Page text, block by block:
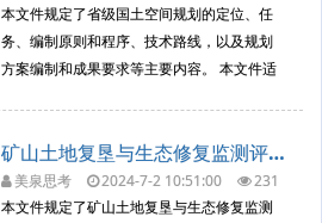
用文件，其最新版本（...
40
调查评价与规划
本文件规定了省级国土空间规划的定位、任
务、编制原则和程序、技术路线，以及规划
方案编制和成果要求等主要内容。 本文件适
划可参照执行。
矿山土地复垦与生态修复监测评价技术规范（GBT 43935-2024）
美泉思考 2024-7-2 10:51:00
231
6
调查评价与规划
本文件规定了矿山土地复垦与生态修复监测